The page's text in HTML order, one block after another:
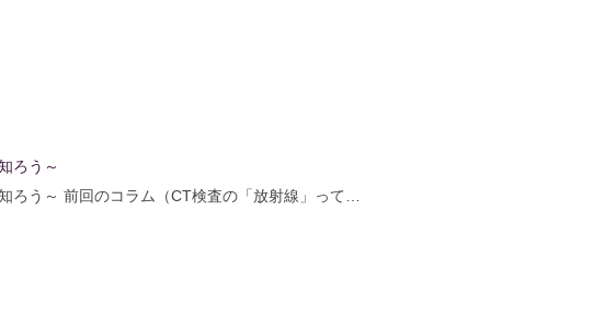
ろう～
ろう～ 前回のコラム（CT検査の「放射線」って…